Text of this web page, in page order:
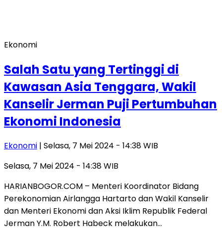
Ekonomi
Salah Satu yang Tertinggi di
Kawasan Asia Tenggara, Wakil
Kanselir Jerman Puji Pertumbuhan
Ekonomi Indonesia
Ekonomi | Selasa, 7 Mei 2024 - 14:38 WIB
Selasa, 7 Mei 2024 - 14:38 WIB
HARIANBOGOR.COM – Menteri Koordinator Bidang
Perekonomian Airlangga Hartarto dan Wakil Kanselir
dan Menteri Ekonomi dan Aksi Iklim Republik Federal
Jerman Y.M. Robert Habeck melakukan…